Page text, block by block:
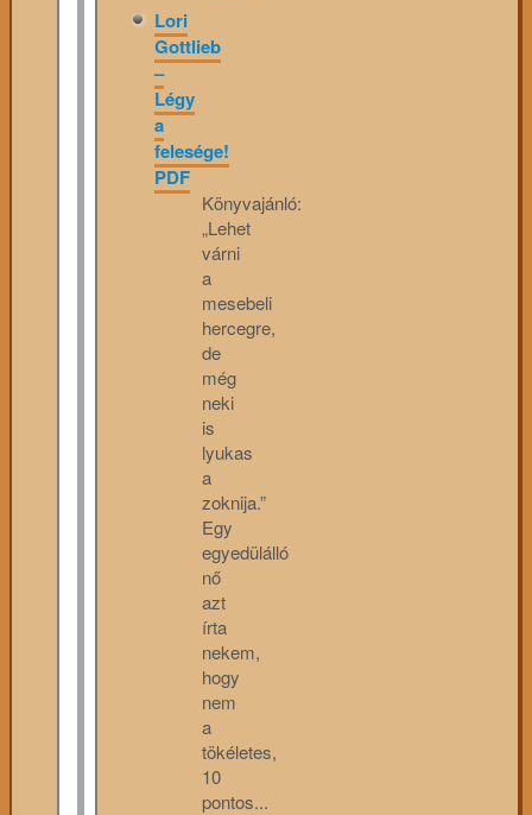
Lori
Gottlieb
–
Légy
a
felesége!
PDF
Könyvajánló:
„Lehet
várni
a
mesebeli
hercegre,
de
még
neki
is
lyukas
a
zoknija.”
Egy
egyedülálló
nő
azt
írta
nekem,
hogy
nem
a
tökéletes,
10
pontos...